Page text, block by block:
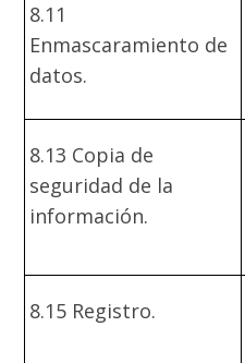
8.11
Enmascaramiento de
datos.
8.13 Copia de
seguridad de la
información.
8.15 Registro.